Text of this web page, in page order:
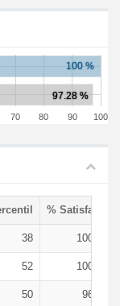
70 80 90 100
% Satisfacción
38 100,00 %
52 100,00 %
50 96,43 %